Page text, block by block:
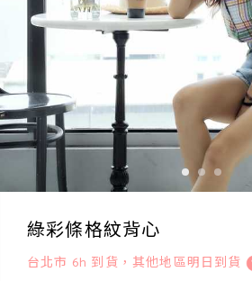
綠彩條格紋背心
台北市 6h 到貨，其他地區明日到貨